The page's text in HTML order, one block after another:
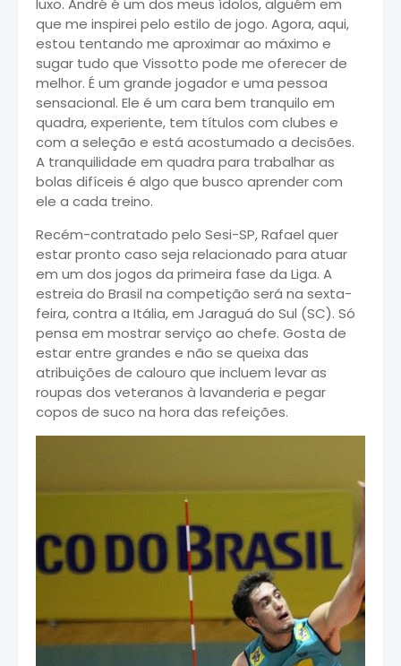
luxo. André é um dos meus ídolos, alguém em
que me inspirei pelo estilo de jogo. Agora, aqui,
estou tentando me aproximar ao máximo e
sugar tudo que Vissotto pode me oferecer de
melhor. É um grande jogador e uma pessoa
sensacional. Ele é um cara bem tranquilo em
quadra, experiente, tem títulos com clubes e
com a seleção e está acostumado a decisões.
A tranquilidade em quadra para trabalhar as
bolas difíceis é algo que busco aprender com
ele a cada treino.
Recém-contratado pelo Sesi-SP, Rafael quer
estar pronto caso seja relacionado para atuar
em um dos jogos da primeira fase da Liga. A
estreia do Brasil na competição será na sexta-
feira, contra a Itália, em Jaraguá do Sul (SC). Só
pensa em mostrar serviço ao chefe. Gosta de
estar entre grandes e não se queixa das
atribuições de calouro que incluem levar as
roupas dos veteranos à lavanderia e pegar
copos de suco na hora das refeições.